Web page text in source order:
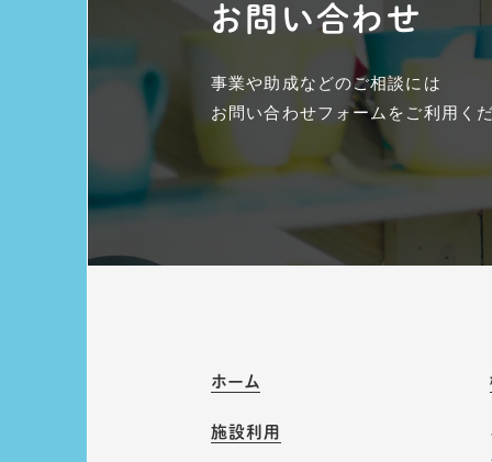
お問い合わせ
事業や助成などのご相談には
お問い合わせフォームをご利用く
ホーム
施設利用